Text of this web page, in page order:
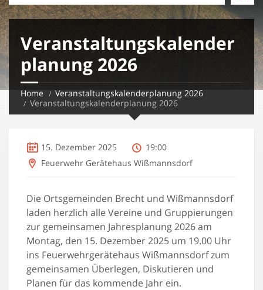
Veranstaltungskalender
planung 2026
Home
Veranstaltungskalenderplanung 2026
Veranstaltungskalenderplanung 2026
15. Dezember 2025
19:00
Feuerwehr Gerätehaus Wißmannsdorf
Die Ortsgemeinden Brecht und Wißmannsdorf
laden herzlich alle Vereine und Gruppierungen
zur gemeinsamen Jahresplanung2026am
Montag, den 15. Dezember 2025 um 19.00 Uhr
ins Feuerwehrgerätehaus Wißmannsdorfzum
gemeinsamen Überlegen, Diskutieren und
Planen für das kommende Jahr ein.